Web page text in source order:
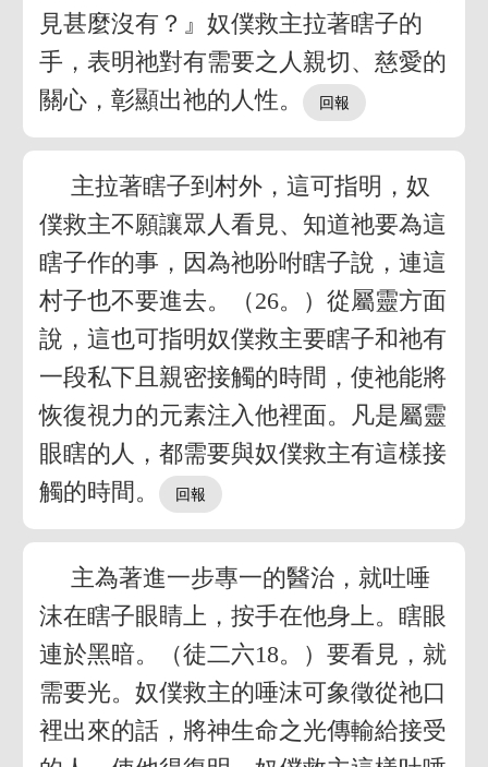
見甚麼沒有？』奴僕救主拉著瞎子的
手，表明祂對有需要之人親切、慈愛的
關心，彰顯出祂的人性。
主拉著瞎子到村外，這可指明，奴
僕救主不願讓眾人看見、知道祂要為這
瞎子作的事，因為祂吩咐瞎子說，連這
村子也不要進去。（26。）從屬靈方面
說，這也可指明奴僕救主要瞎子和祂有
一段私下且親密接觸的時間，使祂能將
恢復視力的元素注入他裡面。凡是屬靈
眼瞎的人，都需要與奴僕救主有這樣接
觸的時間。
主為著進一步專一的醫治，就吐唾
沫在瞎子眼睛上，按手在他身上。瞎眼
連於黑暗。（徒二六18。）要看見，就
需要光。奴僕救主的唾沫可象徵從祂口
裡出來的話，將神生命之光傳輸給接受